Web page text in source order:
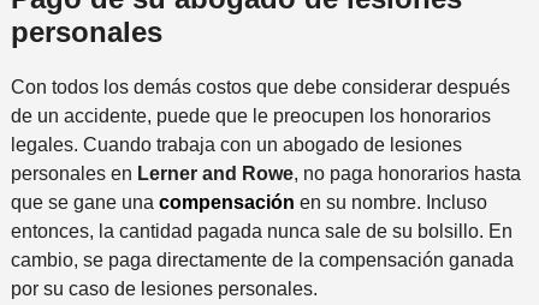
personales
Con todos los demás costos que debe considerar después
de un accidente, puede que le preocupen los honorarios
legales. Cuando trabaja con un abogado de lesiones
personales en Lerner and Rowe, no paga honorarios hasta
que se gane una compensación en su nombre. Incluso
entonces, la cantidad pagada nunca sale de su bolsillo. En
cambio, se paga directamente de la compensación ganada
por su caso de lesiones personales.